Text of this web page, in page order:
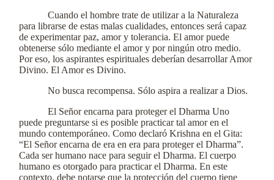
Cuando el hombre trate de utilizar a la Naturaleza
para librarse de estas malas cualidades, entonces será capaz
de experimentar paz, amor y tolerancia. El amor puede
obtenerse sólo mediante el amor y por ningún otro medio.
Por eso, los aspirantes espirituales deberían desarrollar Amor
Divino. El Amor es Divino.
No busca recompensa. Sólo aspira a realizar a Dios.
El Señor encarna para proteger el Dharma Uno
puede preguntarse si es posible practicar tal amor en el
mundo contemporáneo. Como declaró Krishna en el Gita:
“El Señor encarna de era en era para proteger el Dharma”.
Cada ser humano nace para seguir el Dharma. El cuerpo
humano es otorgado para practicar el Dharma. En este
contexto, debe notarse que la protección del cuerpo tiene